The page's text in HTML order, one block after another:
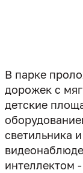
В парке
дорожек с
детские
светильника
интеллектом